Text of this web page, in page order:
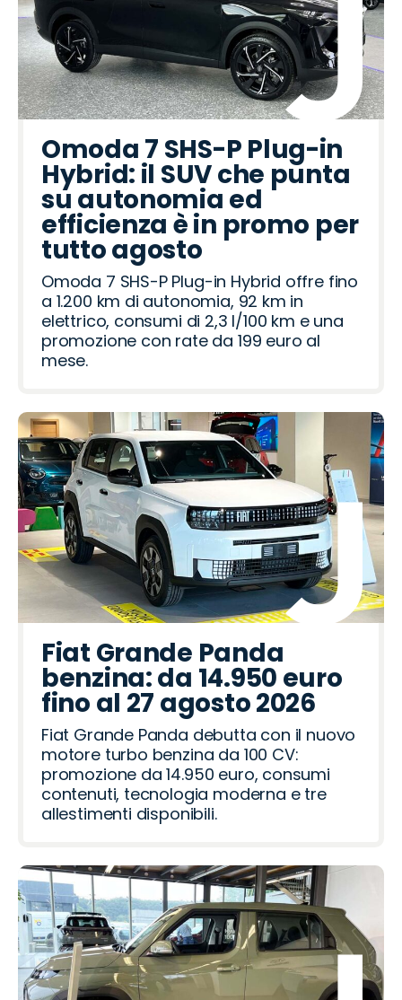
Omoda 7 SHS-P Plug-in
Hybrid: il SUV che punta
su autonomia ed
efficienza è in promo per
tutto agosto
Omoda 7 SHS-P Plug-in Hybrid offre fino
a 1.200 km di autonomia, 92 km in
elettrico, consumi di 2,3 l/100 km e una
promozione con rate da 199 euro al
mese.
Fiat Grande Panda
benzina: da 14.950 euro
fino al 27 agosto 2026
Fiat Grande Panda debutta con il nuovo
motore turbo benzina da 100 CV:
promozione da 14.950 euro, consumi
contenuti, tecnologia moderna e tre
allestimenti disponibili.